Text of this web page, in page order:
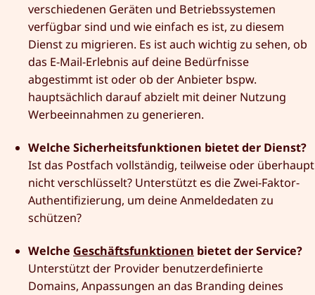
verschiedenen Geräten und Betriebssystemen
verfügbar sind und wie einfach es ist, zu diesem
Dienst zu migrieren. Es ist auch wichtig zu sehen, ob
das E-Mail-Erlebnis auf deine Bedürfnisse
abgestimmt ist oder ob der Anbieter bspw.
hauptsächlich darauf abzielt mit deiner Nutzung
Werbeeinnahmen zu generieren.
Welche Sicherheitsfunktionen bietet der Dienst?
Ist das Postfach vollständig, teilweise oder überhaupt
nicht verschlüsselt? Unterstützt es die Zwei-Faktor-
Authentifizierung, um deine Anmeldedaten zu
schützen?
Welche Geschäftsfunktionen bietet der Service?
Unterstützt der Provider benutzerdefinierte
Domains, Anpassungen an das Branding deines